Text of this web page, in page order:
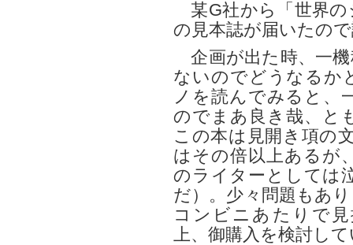
某G社から「世界の
の見本誌が届いたの
企画が出た時、一
ないのでどうなるか
ノを読んでみると、
のでまあ良き哉、と
この本は見開き項の
はその倍以上あるが
のライターとしては
だ）。少々問題もあ
コンビニあたりで
上、御購入を検討し